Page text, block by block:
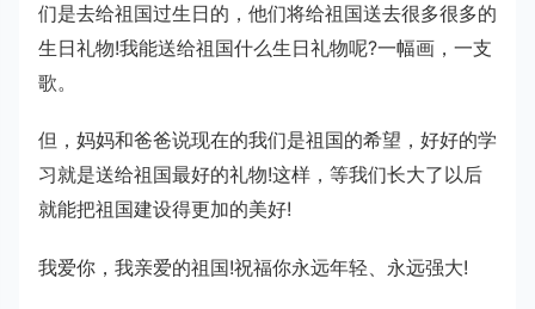
们是去给祖国过生日的，他们将给祖国送去很多很多的
生日礼物!我能送给祖国什么生日礼物呢?一幅画，一支
歌。
但，妈妈和爸爸说现在的我们是祖国的希望，好好的学
习就是送给祖国最好的礼物!这样，等我们长大了以后
就能把祖国建设得更加的美好!
我爱你，我亲爱的祖国!祝福你永远年轻、永远强大!